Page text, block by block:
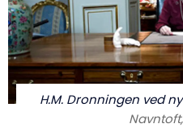
H.M. Dronningen ved